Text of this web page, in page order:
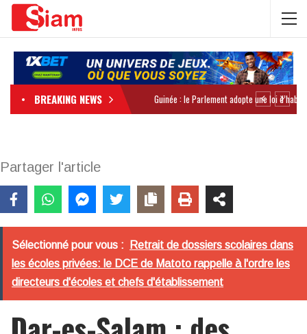
BREAKING NEWS
Partager l'article
Sélectionné pour vous :
Retrait de dossiers scolaires dans
les écoles privées: le DCE de Matoto rappelle à l'ordre les
directeurs d'écoles et chefs d'établissement